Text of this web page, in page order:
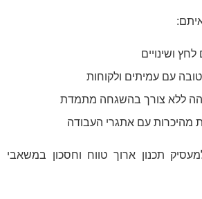
ושינויים
עם עמיתים ולקוחות
ללא צורך בהשגחה מתמדת
מהיכרות עם אתגרי העבודה
תכנון ארוך טווח וחסכון במשאבי